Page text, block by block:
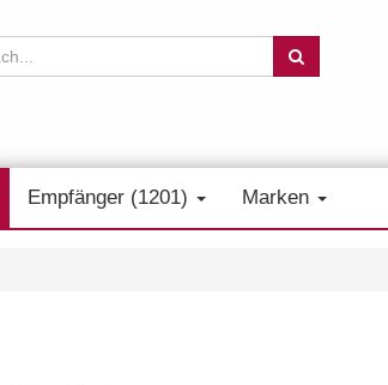
Empfänger (1201) Marken